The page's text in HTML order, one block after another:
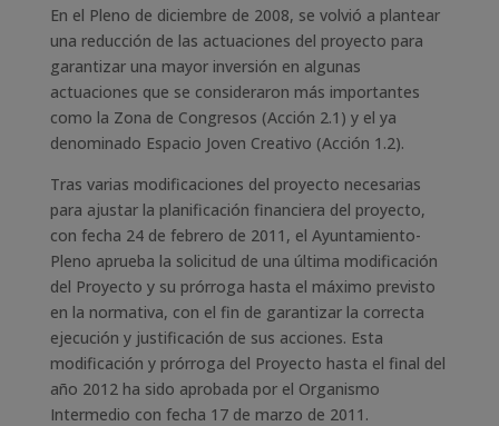
En el Pleno de diciembre de 2008, se volvió a plantear
una reducción de las actuaciones del proyecto para
garantizar una mayor inversión en algunas
actuaciones que se consideraron más importantes
como la Zona de Congresos (Acción 2.1) y el ya
denominado Espacio Joven Creativo (Acción 1.2).
Tras varias modificaciones del proyecto necesarias
para ajustar la planificación financiera del proyecto,
con fecha 24 de febrero de 2011, el Ayuntamiento-
Pleno aprueba la solicitud de una última modificación
del Proyecto y su prórroga hasta el máximo previsto
en la normativa, con el fin de garantizar la correcta
ejecución y justificación de sus acciones. Esta
modificación y prórroga del Proyecto hasta el final del
año 2012 ha sido aprobada por el Organismo
Intermedio con fecha 17 de marzo de 2011.